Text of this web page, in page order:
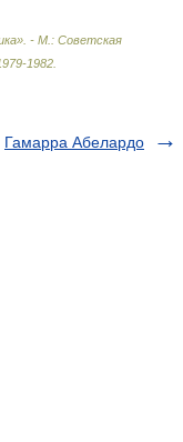
- М.: Советская
1982
Гамарра Абелардо